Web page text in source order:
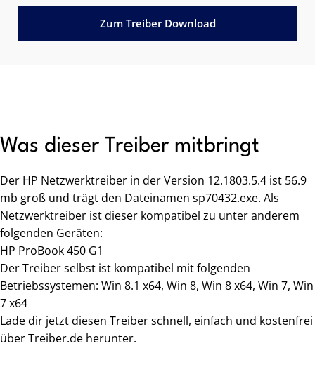
Zum Treiber Download
Was dieser Treiber mitbringt
Der HP Netzwerktreiber in der Version 12.1803.5.4 ist 56.9
mb groß und trägt den Dateinamen sp70432.exe. Als
Netzwerktreiber ist dieser kompatibel zu unter anderem
folgenden Geräten:
HP ProBook 450 G1
Der Treiber selbst ist kompatibel mit folgenden
Betriebssystemen: Win 8.1 x64, Win 8, Win 8 x64, Win 7, Win
7 x64
Lade dir jetzt diesen Treiber schnell, einfach und kostenfrei
über Treiber.de herunter.